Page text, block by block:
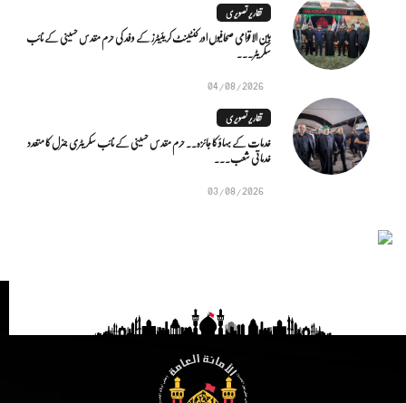
تقاریر تصویری
بین الاقوامی صحافیوں اور کنٹینٹ کریئیٹرز کے وفد کی حرم مقدس حسینی کے نائب
سکریٹر...
04/08/2026
تقاریر تصویری
خدمات کے بہاؤ کا جائزہ.. حرم مقدس حسینی کے نائب سکریٹری جنرل کا متعدد
خدماتی شعب...
03/08/2026